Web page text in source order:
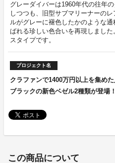
グレーダイバーは1960年代の往年
しつつも、旧型サブマリーナーの
ルがグレーに褪色したかのような
ばれる珍しい色合いを再現しまし
スタイプです。
プロジェクト名
クラファンで1400万円以上を集め
ブラックの新色ベゼル2種類が登場！
この商品について